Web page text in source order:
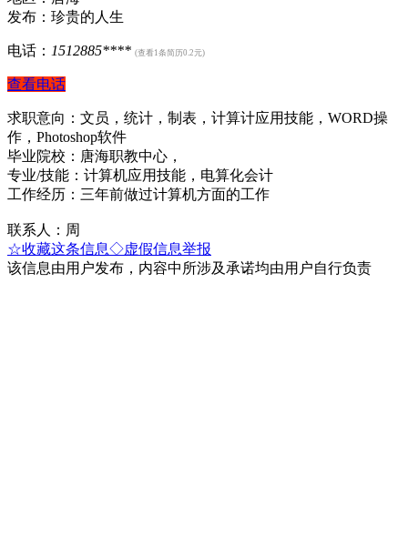
发布：珍贵的人生
电话： 1512885**** (查看1条简历0.2元)
查看电话
求职意向：文员，统计，制表，计算计应用技能，WORD操
作，Photoshop软件
毕业院校：唐海职教中心，
专业/技能：计算机应用技能，电算化会计
工作经历：三年前做过计算机方面的工作
联系人：周
☆收藏这条信息◇虚假信息举报
该信息由用户发布，内容中所涉及承诺均由用户自行负责